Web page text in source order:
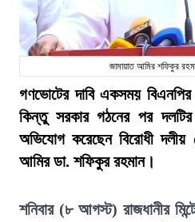
জামায়াত আমির শফিকুর
গণভোটের দাবি একসময়
কিন্তু সরকার গঠনের পর
অভিযোগ করেছেন বিরোধী দলীয়
আমির ডা. শফিকুর রহমান।
শনিবার (৮ আগস্ট) রাজধানীর